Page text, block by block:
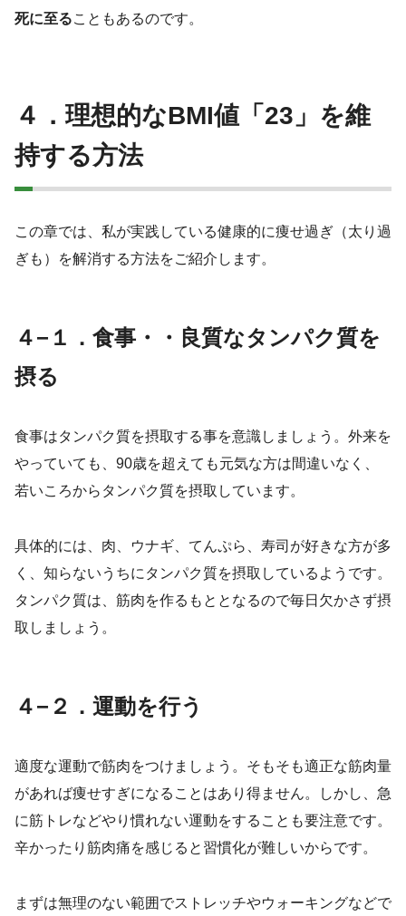
死に至ることもあるのです。
４．理想的なBMI値「23」を維
持する方法
この章では、私が実践している健康的に痩せ過ぎ（太り過
ぎも）を解消する方法をご紹介します。
４−１．食事・・良質なタンパク質を
摂る
食事はタンパク質を摂取する事を意識しましょう。外来を
やっていても、90歳を超えても元気な方は間違いなく、
若いころからタンパク質を摂取しています。
具体的には、肉、ウナギ、てんぷら、寿司が好きな方が多
く、知らないうちにタンパク質を摂取しているようです。
タンパク質は、筋肉を作るもととなるので毎日欠かさず摂
取しましょう。
４−２．運動を行う
適度な運動で筋肉をつけましょう。そもそも適正な筋肉量
があれば痩せすぎになることはあり得ません。しかし、急
に筋トレなどやり慣れない運動をすることも要注意です。
辛かったり筋肉痛を感じると習慣化が難しいからです。
まずは無理のない範囲でストレッチやウォーキングなどで